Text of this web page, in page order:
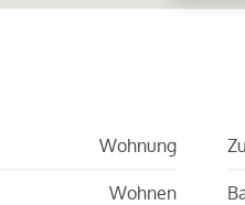
Wohnung
Wohnen